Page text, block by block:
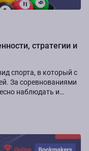
стратегии и
спорта, в который с
За соревнованиями
наблюдать и